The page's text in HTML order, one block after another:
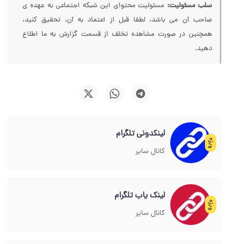
سلب مسئولیت: مسئولیت محتوای این شبکه اجتماعی به عهده ی
صاحب آن می باشد، لطفا قبل از اعتماد به آن، تحقیق کنید،
همچنین در صورت مشاهده تخلف از قسمت گزارش به ما اطلاع
دهید.
ویژه
لینکدونی تلگرام
کانال سایر
ویژه
لینک یاب تلگرام
کانال سایر